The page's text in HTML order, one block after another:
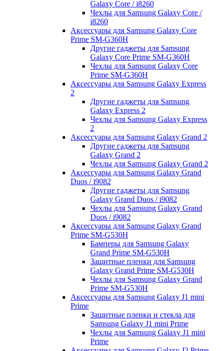
Galaxy Core / i8260
Чехлы для Samsung Galaxy Core /
i8260
Аксессуары для Samsung Galaxy Core
Prime SM-G360H
Другие гаджеты для Samsung
Galaxy Core Prime SM-G360H
Чехлы для Samsung Galaxy Core
Prime SM-G360H
Аксессуары для Samsung Galaxy Express
2
Другие гаджеты для Samsung
Galaxy Express 2
Чехлы для Samsung Galaxy Express
2
Аксессуары для Samsung Galaxy Grand 2
Другие гаджеты для Samsung
Galaxy Grand 2
Чехлы для Samsung Galaxy Grand 2
Аксессуары для Samsung Galaxy Grand
Duos / i9082
Другие гаджеты для Samsung
Galaxy Grand Duos / i9082
Чехлы для Samsung Galaxy Grand
Duos / i9082
Аксессуары для Samsung Galaxy Grand
Prime SM-G530H
Бамперы для Samsung Galaxy
Grand Prime SM-G530H
Защитные пленки для Samsung
Galaxy Grand Prime SM-G530H
Чехлы для Samsung Galaxy Grand
Prime SM-G530H
Аксессуары для Samsung Galaxy J1 mini
Prime
Защитные пленки и стекла для
Samsung Galaxy J1 mini Prime
Чехлы для Samsung Galaxy J1 mini
Prime